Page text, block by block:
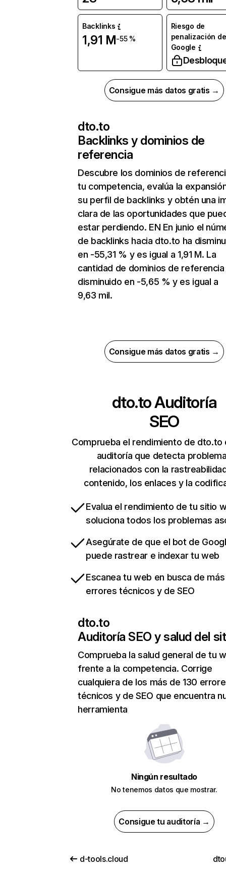
Backlinks
1,91 M-55 %
Riesgo de
penalización de
Google
Consigue más datos gratis →
dto.to
Backlinks y dominios de
referencia
Descubre los dominios de
tu competencia, evalúa la
su perfil de backlinks y obtén una
clara de las oportunidades que
estar perdiendo. EN En junio el
de backlinks hacia dto.to ha
en -55,31 % y es igual a 1,91 M. La
cantidad de dominios de referencia
disminuido en -5,65 % y es igual a
9,63 mil.
Consigue más datos gratis →
dto.toAuditoría
SEO
Comprueba el rendimiento de dto.to
auditoría que detecta
relacionados con la
contenido, los enlaces y la
Evalua el rendimiento de tu sitio
soluciona todos los problemas
Asegúrate de que el bot de
puede rastrear e indexar tu web
Escanea tu web en busca de
errores técnicos y de SEO
dto.to
Auditoría SEO y salud del
Comprueba la salud general de tu
frente a la competencia. Corrige
cualquiera de los más de 130
técnicos y de SEO que encuentra
herramienta
Ningún resultado
No tenemos datos que mostrar.
Consigue tu auditoría →
d-tools.cloud